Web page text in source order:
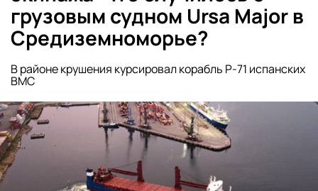
грузовым судном Ursa Major в
Средиземноморье?
В районе крушения курсировал корабль P-71 испанских
ВМC